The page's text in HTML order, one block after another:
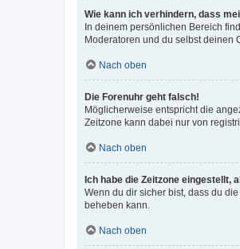
Wie kann ich verhindern, dass
In deinem persönlichen Bereich
Moderatoren und du selbst deinen
Nach oben
Die Forenuhr geht falsch!
Möglicherweise entspricht die
Zeitzone kann dabei nur von
Nach oben
Ich habe die Zeitzone eingestellt,
Wenn du dir sicher bist, dass du
beheben kann.
Nach oben